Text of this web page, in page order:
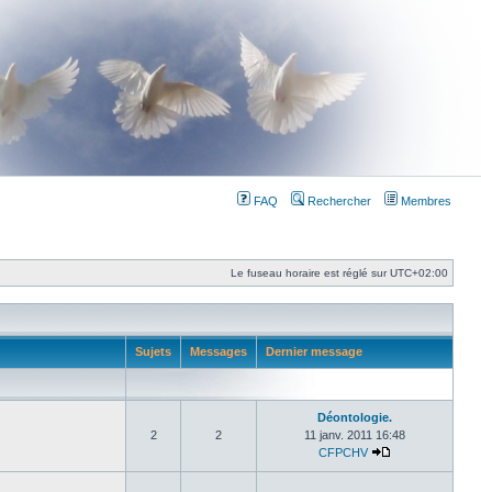
FAQ Rechercher Membres
Le fuseau horaire est réglé surUTC+02:00
Sujets Messages Dernier message
2 2
Déontologie.
11 janv. 2011 16:48
CFPCHV